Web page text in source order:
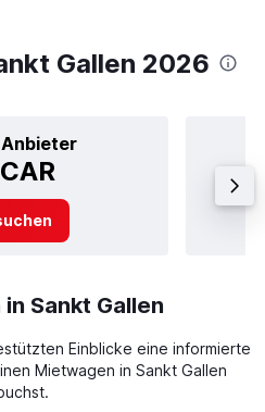
Gallen 2026
Sankt Gallen
Einblicke eine informierte
Mietwagen in Sankt Gallen